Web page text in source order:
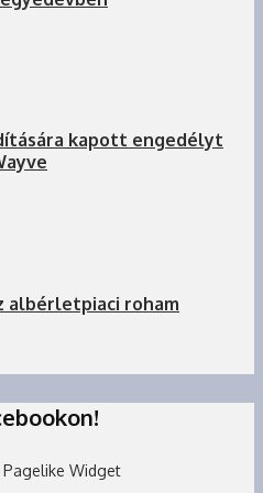
kapott engedélyt
albérletpiaci roham